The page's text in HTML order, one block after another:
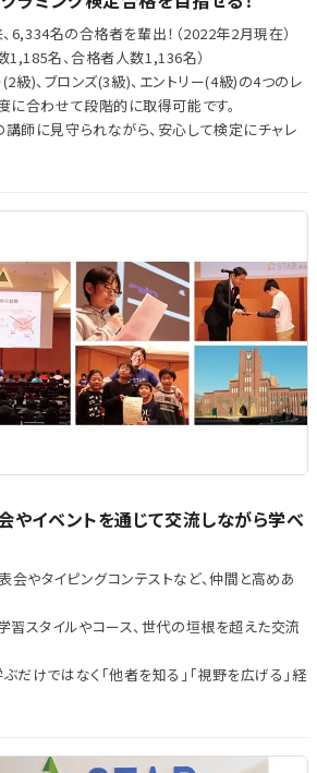
名の合格者を輩出！（2022年2月現在）
名、合格者人数1,136名）
級)、ブロンズ(3級)、エントリー(4級)の4つのレ
に合わせて段階的に取得可能です。
師に見守られながら、安心して検定にチャレ
やイベントを通じて交流しながら学べ
やタイピングコンテストなど、仲間と高めあ
習スタイルやコース、世代の垣根を超えた交流
だけではなく「他者を知る」「視野を広げる」経